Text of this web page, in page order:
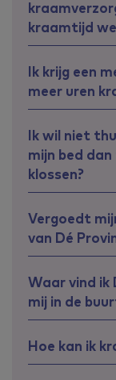
kraamtijd
Ik krijg een
meer uren
Ik wil niet
mijn bed
klossen?
Vergoedt
van Dé
Waar vind ik
mij in de
Hoe kan ik